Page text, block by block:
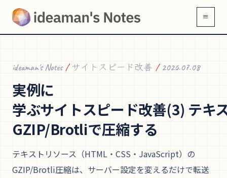
≡
ideaman's Notes / サイトスピード改善 / 2026.07.08
実例に
学ぶサイトスピード改善(3) テキ
GZIP/Brotliで圧縮する
テキストリソース（HTML・CSS・JavaScript）の
GZIP/Brotli圧縮は、サーバー設定を変えるだけで転送